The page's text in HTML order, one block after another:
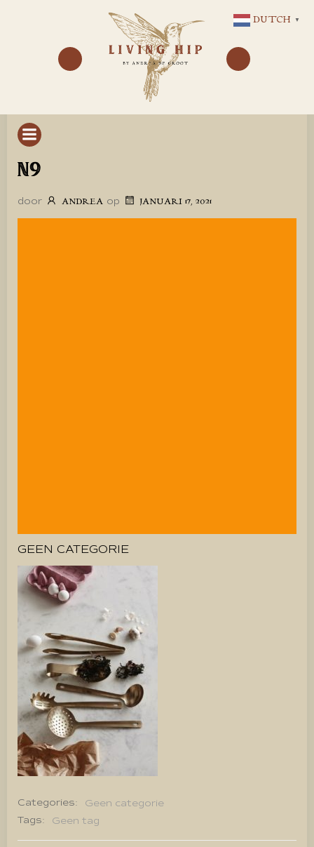
NAAR
DE
INHOUD
N9
door ANDREA op JANUARI 17, 2021
GEEN CATEGORIE
Categories:
Geen categorie
Tags:
Geen tag
DUTCH ▼